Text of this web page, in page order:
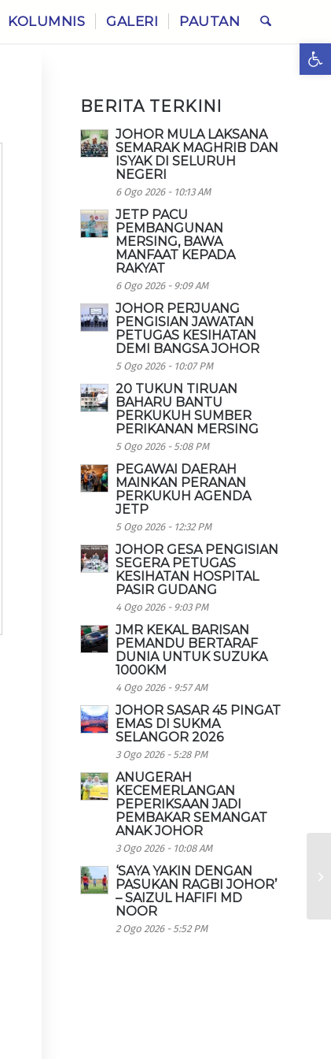
KOLUMNIS GALERI PAUTAN
BERITA TERKINI
JOHOR MULA LAKSANA
SEMARAK MAGHRIB DAN
ISYAK DI SELURUH
NEGERI
6 Ogo 2026 - 10:13 AM
JETP PACU
PEMBANGUNAN
MERSING, BAWA
MANFAAT KEPADA
RAKYAT
6 Ogo 2026 - 9:09 AM
JOHOR PERJUANG
PENGISIAN JAWATAN
PETUGAS KESIHATAN
DEMI BANGSA JOHOR
5 Ogo 2026 - 10:07 PM
20 TUKUN TIRUAN
BAHARU BANTU
PERKUKUH SUMBER
PERIKANAN MERSING
5 Ogo 2026 - 5:08 PM
PEGAWAI DAERAH
MAINKAN PERANAN
PERKUKUH AGENDA
JETP
5 Ogo 2026 - 12:32 PM
JOHOR GESA PENGISIAN
SEGERA PETUGAS
KESIHATAN HOSPITAL
PASIR GUDANG
4 Ogo 2026 - 9:03 PM
JMR KEKAL BARISAN
PEMANDU BERTARAF
DUNIA UNTUK SUZUKA
1000KM
4 Ogo 2026 - 9:57 AM
JOHOR SASAR 45 PINGAT
EMAS DI SUKMA
SELANGOR 2026
3 Ogo 2026 - 5:28 PM
ANUGERAH
KECEMERLANGAN
PEPERIKSAAN JADI
PEMBAKAR SEMANGAT
ANAK JOHOR
3 Ogo 2026 - 10:08 AM
‘SAYA YAKIN DENGAN
PASUKAN RAGBI JOHOR’
– SAIZUL HAFIFI MD
NOOR
2 Ogo 2026 - 5:52 PM